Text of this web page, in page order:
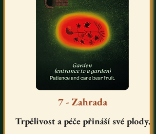
7 - Zahrada
Trpělivost a péče přináší své plody.